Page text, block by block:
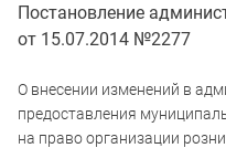
Постановление
от 15.07.2014 №2277
О внесении изменений в
предоставления
на право организации